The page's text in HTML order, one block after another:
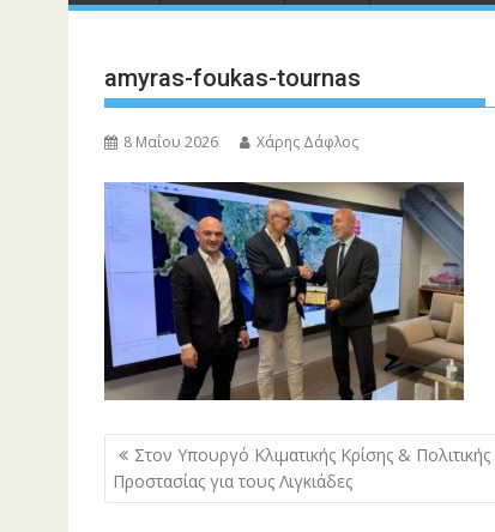
amyras-foukas-tournas
8 Μαΐου 2026 Χάρης Δάφλος
Πλοήγηση
άρθρων
Στον Υπουργό Κλιματικής Κρίσης & Πολιτικής
Προστασίας για τους Λιγκιάδες